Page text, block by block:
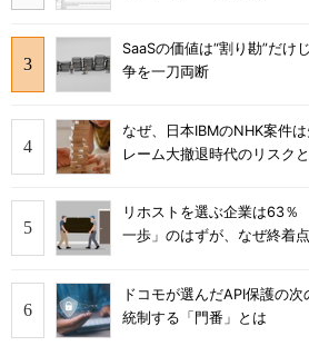
SaaSの価値は“割り勘”だ
争を一刀両断
なぜ、日本IBMのNHK案件
レーム大撤退時代のリスク
リホストを選ぶ企業は63
一歩」のはずが、なぜ終着
ドコモが選んだAPI保護の
統制する「門番」とは